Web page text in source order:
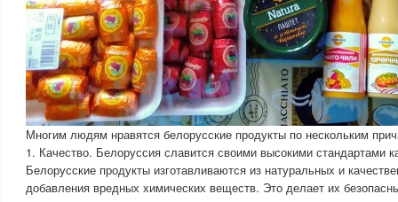
Многим людям нравятся белорусские продукты по нескольким
1. Качество. Белоруссия славится своими высокими стандартами
Белорусские продукты изготавливаются из натуральных и
добавления вредных химических веществ. Это делает их